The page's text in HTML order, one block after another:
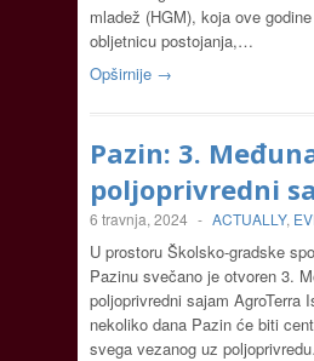
mladež (HGM), koja ove
obljetnicu postojanja,…
Opširnije →
Pazin: 3.
poljoprivredni
6 travnja, 2024 - ACTUALLY,
U prostoru Školsko-gradske
Pazinu svečano je otvoren 3.
poljoprivredni sajam AgroTerra
nekoliko dana Pazin će biti
svega vezanog uz